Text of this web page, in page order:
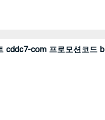
cddc7-cօm 프로모션